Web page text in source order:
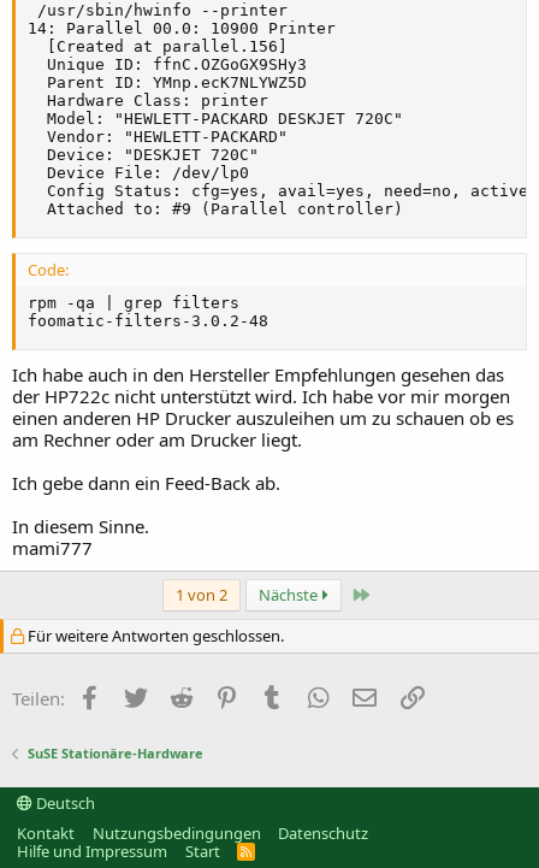
/usr/sbin/hwinfo --printer
14: Parallel 00.0: 10900
  [Created at parallel.156]
  Unique ID: ffnC.OZGoGX9SHy3
  Parent ID: YMnp.ecK7NLYWZ5D
  Hardware Class: printer
  Model: "HEWLETT-PACKARD DESKJET 720C"
  Vendor: "HEWLETT-PACKARD"
  Device: "DESKJET 720C"
  Device File: /dev/lp0
Config Status: cfg=yes, avail=yes, need=no,
  Attached to: #9 (Parallel controller)
Code:
rpm -qa | grep filters
foomatic-filters-3.0.2-48
Ich habe auch in den Hersteller Empfehlungen gesehen das
der HP722c nicht unterstützt wird. Ich habe vor mir morgen
einen anderen HP Drucker auszuleihen um zu schauen ob es
am Rechner oder am Drucker liegt.
Ich gebe dann ein Feed-Back ab.
In diesem Sinne.
mami777
1 von 2 Nächste
Letzte
Für weitere Antworten geschlossen.
Teilen: Facebook
TwitterReddit PinterestTumblr WhatsApp
E-MailLink
SuSE Stationäre-Hardware
Deutsch
Kontakt
Nutzungsbedingungen
Datenschutz
Hilfe und Impressum
Start
R